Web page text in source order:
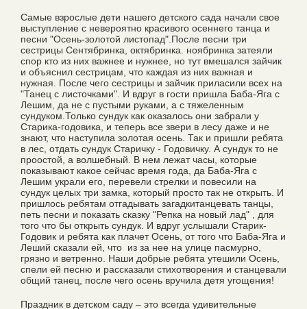
Самые взрослые дети нашего детского сада начали свое
выступление с невероятно красивого осеннего танца и
песни "Осень-золотой листопад".После песни три
сестрицы Сентябринка, октябринка. ноябринка затеяли
спор кто из них важнее и нужнее, но тут вмешался зайчик
и объяснил сестрицам, что каждая из них важная и
нужная. После чего сестрицы и зайчик приласили всех на
"Танец с листочками". И вдруг в гости пришла Баба-Яга с
Лешим, да не с пустыми руками, а с тяжеленным
сундуком.Только сундук как оказалось они забрали у
Старика-годовика, и теперь все звери в лесу даже и не
знают, что наступила золотая осень. Так и пришли ребята
в лес, отдать сундук Старичку - Годовичку. А сундук то не
проостой, а волшебный. В нем лежат часы, которые
показывают какое сейчас время года, да Баба-Яга с
Лешим украли его, перевели стрелки и повесили на
сундук целых три замка, который просто так не открыть. И
пришлось ребятам отгадывать загадкитанцевать танцы,
петь песни и показать сказку "Репка на новый лад" , для
того что бы открыть сундук. И вдруг услышали Старик-
Годовик и ребята как плачет Осень, от того что Баба-Яга и
Леший сказали ей, что из за нее на улице пасмурно,
грязно и ветренно. Наши добрые ребята утешили Осень,
спели ей песню и рассказали стихотворения и станцевали
общий танец, после чего осень вручила детя угощения!
Праздник в детском саду – это всегда удивительные